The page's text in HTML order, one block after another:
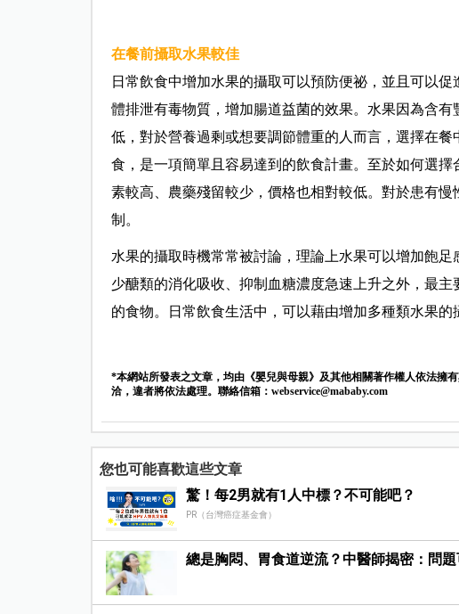
在餐前攝取水果較佳
日常飲食中增加水果的攝取可以預防便祕，並且可以
體排泄有毒物質，增加腸道益菌的效果。水果因為含
低，對於營養過剩或想要調節體重的人而言，選擇在
食，是一項簡單且容易達到的飲食計畫。至於如何選
素較高、農藥殘留較少，價格也相對較低。對於患有
制。
水果的攝取時機常常被討論，理論上水果可以增加飽
少醣類的消化吸收、抑制血糖濃度急速上升之外，最
的食物。日常飲食生活中，可以藉由增加多種類水果的
*本網站所發表之文章，均由《嬰兒與母親》及其他相關著作權人依法擁
洽，違者將依法處理。聯絡信箱： webservice@mababy.com
您也可能喜歡這些文章
驚！每2男就有1人中標？不可能吧？
PR（台灣癌症基金會）
總是胸悶、胃食道逆流？中醫師揭密：問